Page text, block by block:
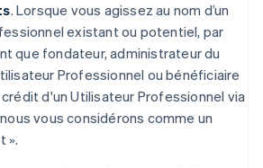
. Lorsque vous agissez au nom d’un
existant ou potentiel, par
que fondateur, administrateur du
Professionnel ou bénéficiaire
crédit d'un Utilisateur Professionnel via
vous considérons comme un
».